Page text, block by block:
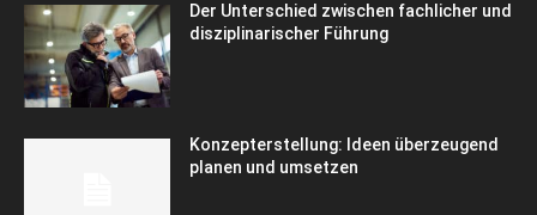
Der Unterschied zwischen fachlicher und
disziplinarischer Führung
Konzepterstellung: Ideen überzeugend
planen und umsetzen